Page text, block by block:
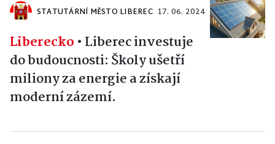
STATUTÁRNÍ MĚSTO LIBEREC 17. 06. 2024
Liberecko • Liberec investuje
do budoucnosti: Školy ušetří
miliony za energie a získají
moderní zázemí.